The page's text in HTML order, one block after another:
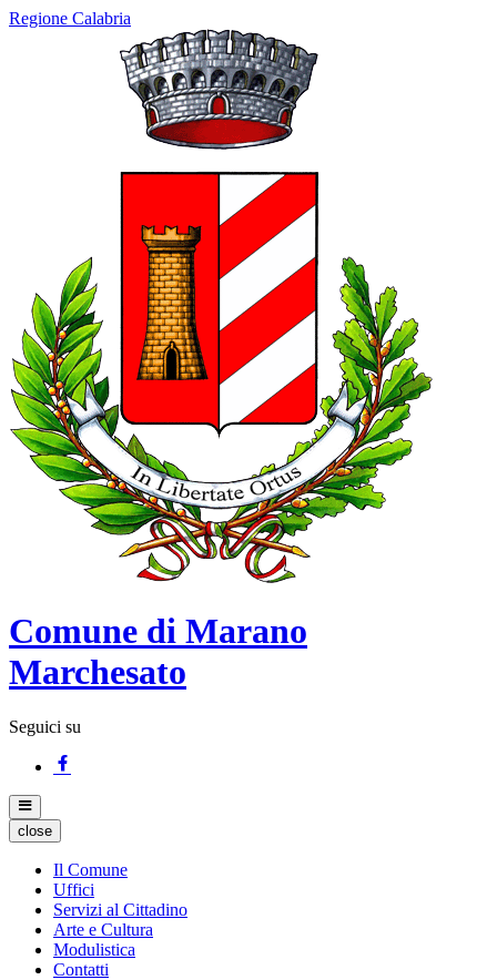
Regione Calabria
Comune di Marano
Marchesato
Seguici su
close
Il Comune
Uffici
Servizi al Cittadino
Arte e Cultura
Modulistica
Contatti